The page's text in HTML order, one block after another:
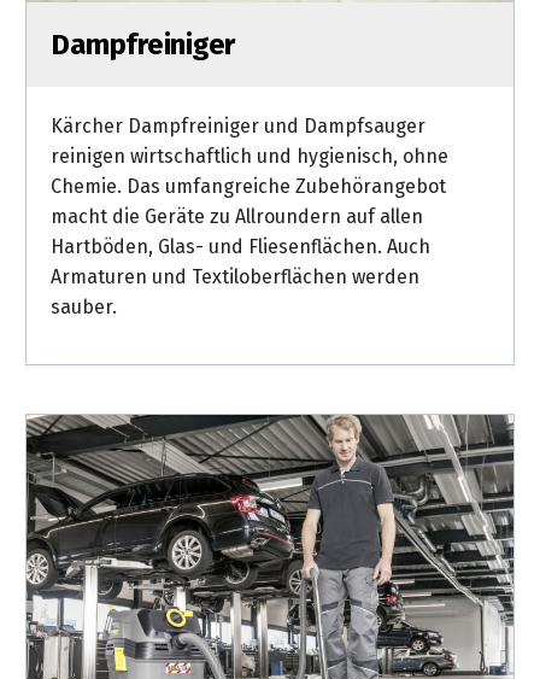
Dampfreiniger
Kärcher Dampfreiniger und Dampfsauger
reinigen wirtschaftlich und hygienisch, ohne
Chemie. Das umfangreiche Zubehörangebot
macht die Geräte zu Allroundern auf allen
Hartböden, Glas- und Fliesenflächen. Auch
Armaturen und Textiloberflächen werden
sauber.